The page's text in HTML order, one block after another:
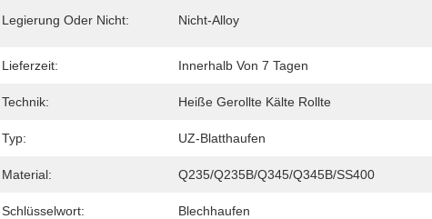
Legierung Oder Nicht: Nicht-Alloy
Lieferzeit: Innerhalb Von 7 Tagen
Technik: Heiße Gerollte Kälte Rollte
Typ: UZ-Blatthaufen
Material: Q235/Q235B/Q345/Q345B/SS400
Schlüsselwort: Blechhaufen